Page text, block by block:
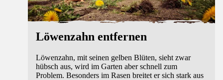
Löwenzahn entfernen
Löwenzahn, mit seinen gelben Blüten, sieht zwar
hübsch aus, wird im Garten aber schnell zum
Problem. Besonders im Rasen breitet er sich stark aus